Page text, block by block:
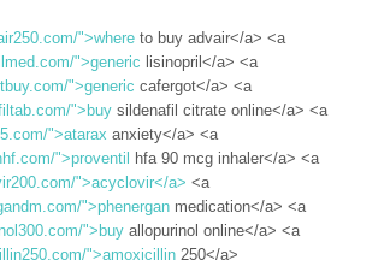
">where to buy advair</a> <a
">generic lisinopril</a> <a
">generic cafergot</a> <a
">buy sildenafil citrate online</a> <a
">atarax anxiety</a> <a
">proventil
hfa 90 mcg inhaler</a> <a
">acyclovir</a> <a
">phenergan medication</a> <a
">buy allopurinol online</a> <a
">amoxicillin 250</a>